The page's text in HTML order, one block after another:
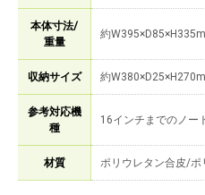
本体寸法/
重量
約
収納サイズ 約
参考対応機
種
16インチまでのノー
材質 ポリウレタン合皮/ポ